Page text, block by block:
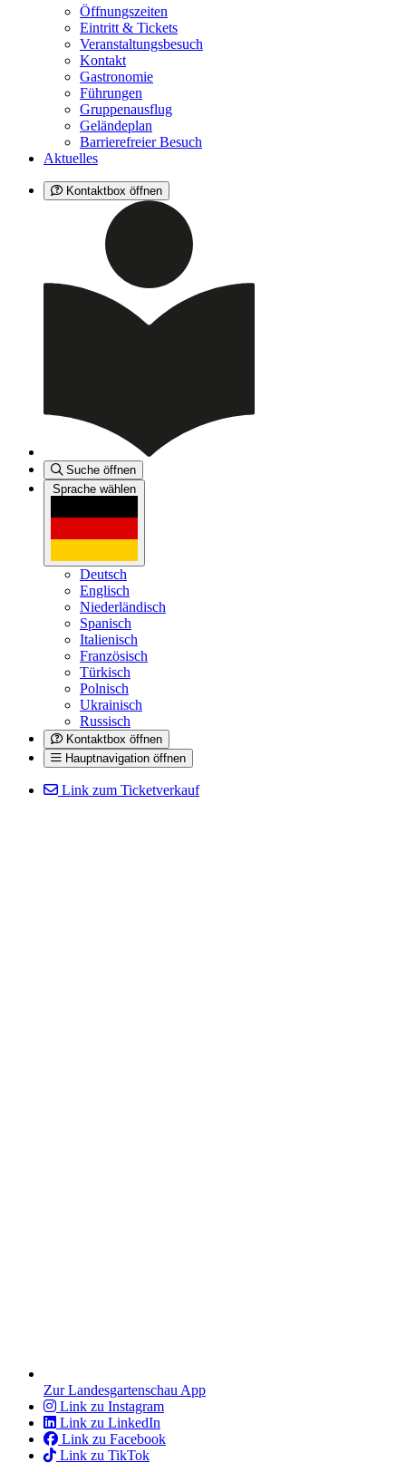
Öffnungszeiten
Eintritt & Tickets
Veranstaltungsbesuch
Kontakt
Gastronomie
Führungen
Gruppenausflug
Geländeplan
Barrierefreier Besuch
Aktuelles
Kontaktbox öffnen
Suche öffnen
Sprache wählen
Deutsch
Englisch
Niederländisch
Spanisch
Italienisch
Französisch
Türkisch
Polnisch
Ukrainisch
Russisch
Kontaktbox öffnen
Hauptnavigation öffnen
Link zum Ticketverkauf
Zur Landesgartenschau App
Link zu Instagram
Link zu LinkedIn
Link zu Facebook
Link zu TikTok